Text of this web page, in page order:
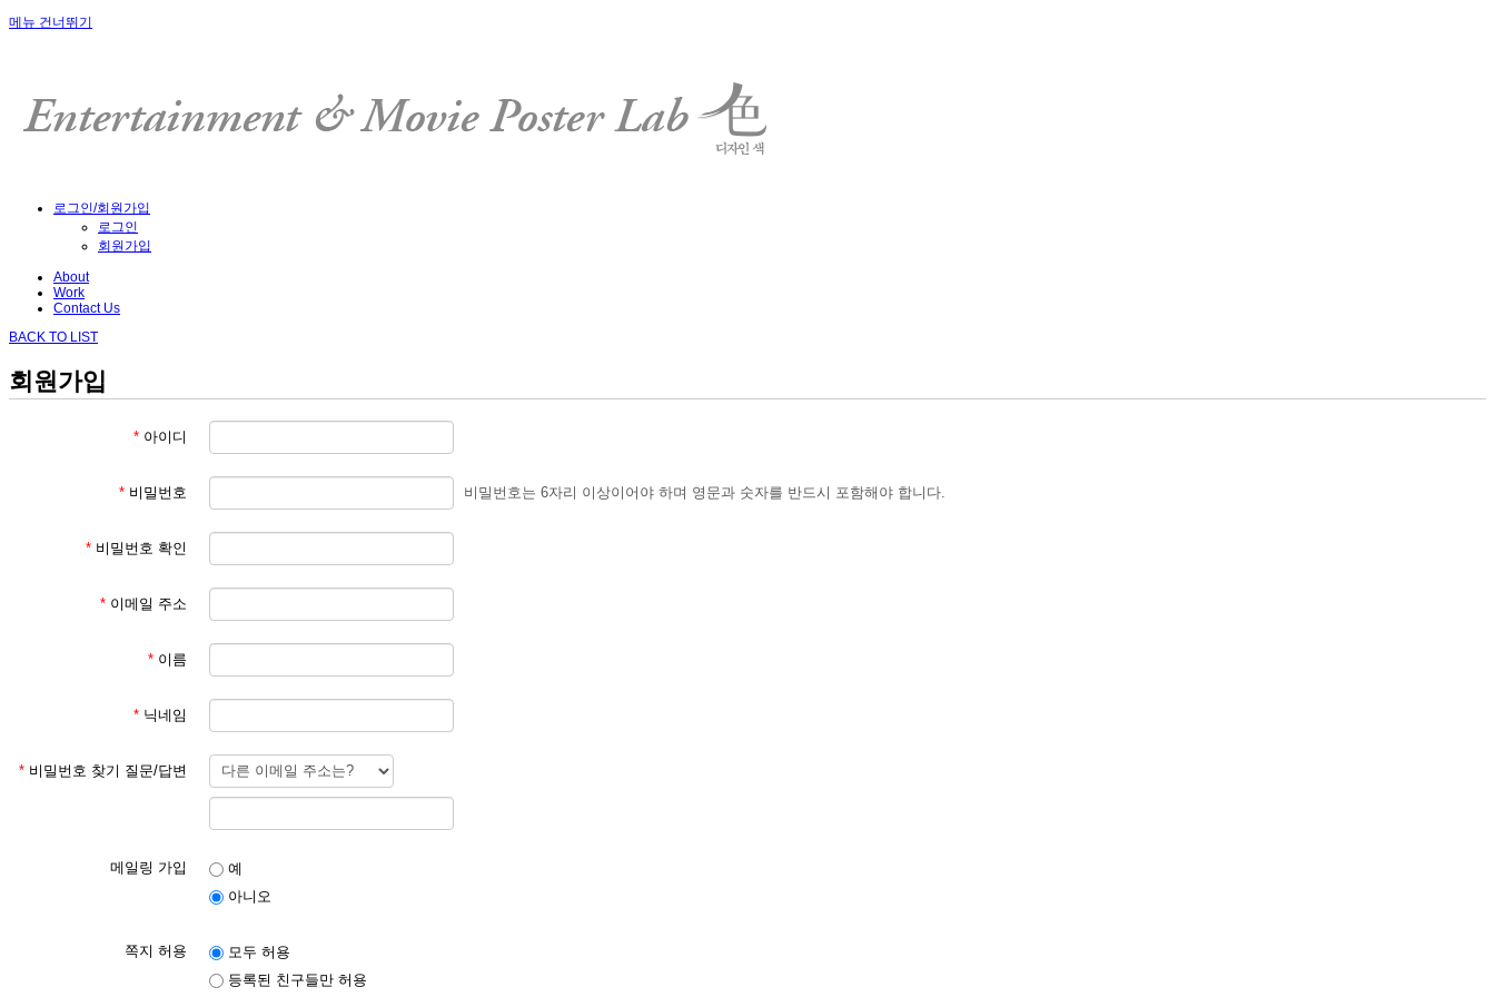
메뉴 건너뛰기
로그인/회원가입
로그인
회원가입
About
Work
Contact Us
BACK TO LIST
회원가입
* 아이디
* 비밀번호 비밀번호는 6자리 이상이어야 하며 영문과 숫자를 반드시 포함해야 합니다.
* 비밀번호 확인
* 이메일 주소
* 이름
* 닉네임
* 비밀번호 찾기 질문/답변
메일링 가입
예
아니오
쪽지 허용
모두 허용
등록된 친구들만 허용